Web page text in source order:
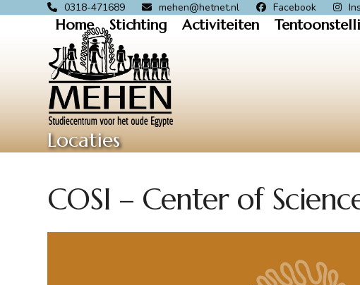
0318-471689 mehen@hetnet.nl Facebook
Home Stichting Activiteiten
Locaties
COSI – Center of